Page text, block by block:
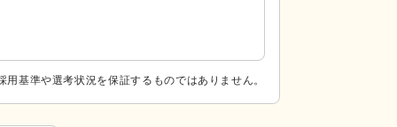
基準や選考状況を保証するものではありません。